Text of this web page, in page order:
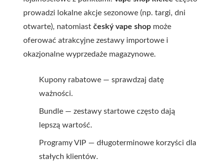
prowadzi lokalne akcje sezonowe (np. targi, dni
otwarte), natomiast český vape shop może
oferować atrakcyjne zestawy importowe i
okazjonalne wyprzedaże magazynowe.
Kupony rabatowe — sprawdzaj datę
ważności.
Bundle — zestawy startowe często dają
lepszą wartość.
Programy VIP — długoterminowe korzyści dla
stałych klientów.